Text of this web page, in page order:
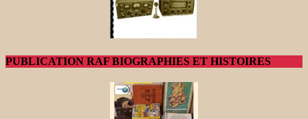
PUBLICATION RAF BIOGRAPHIES ET HISTOIRES